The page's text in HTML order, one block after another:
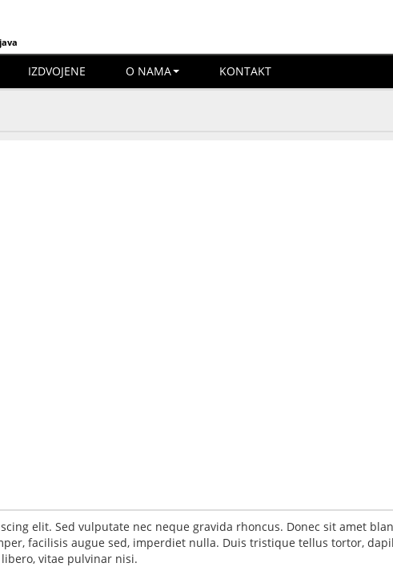
IZDVOJENE O NAMA KONTAKT
elit. Sed vulputate nec neque gravida rhoncus. Donec sit amet
facilisis augue sed, imperdiet nulla. Duis tristique tellus tortor,
vitae pulvinar nisi.